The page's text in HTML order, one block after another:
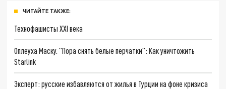
ЧИТАЙТЕ ТАКЖЕ:
Технофашисты XXI века
Оплеуха Маску. "Пора снять белые перчатки": Как уничтожить
Starlink
Эксперт: русские избавляются от жилья в Турции на фоне кризиса